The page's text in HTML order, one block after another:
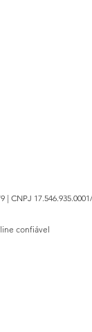
| CNPJ
confiável